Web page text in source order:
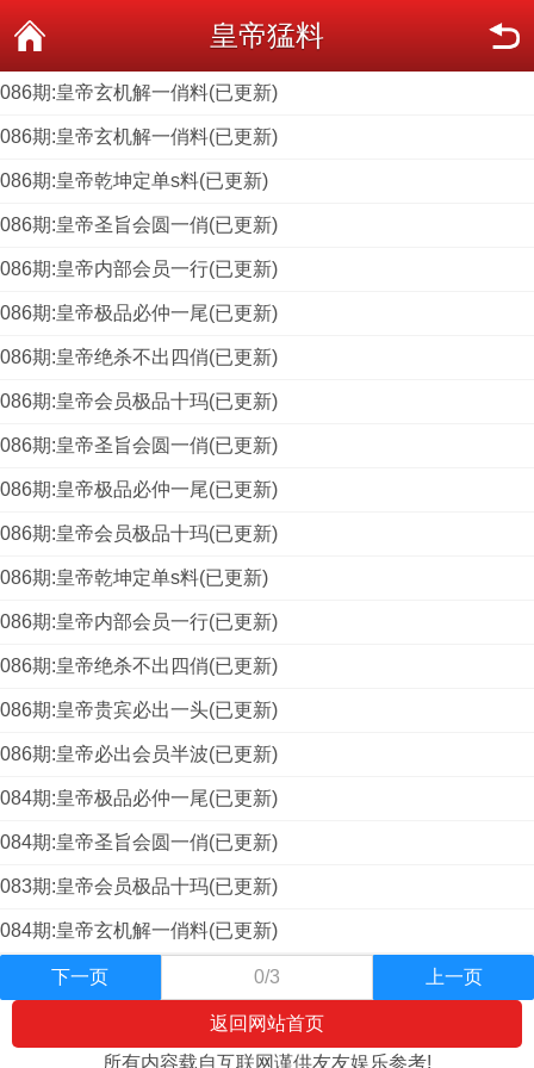
皇帝猛料
086期:皇帝玄机解一俏料(已更新)
086期:皇帝玄机解一俏料(已更新)
086期:皇帝乾坤定单s料(已更新)
086期:皇帝圣旨会圆一俏(已更新)
086期:皇帝内部会员一行(已更新)
086期:皇帝极品必仲一尾(已更新)
086期:皇帝绝杀不出四俏(已更新)
086期:皇帝会员极品十玛(已更新)
086期:皇帝圣旨会圆一俏(已更新)
086期:皇帝极品必仲一尾(已更新)
086期:皇帝会员极品十玛(已更新)
086期:皇帝乾坤定单s料(已更新)
086期:皇帝内部会员一行(已更新)
086期:皇帝绝杀不出四俏(已更新)
086期:皇帝贵宾必出一头(已更新)
086期:皇帝必出会员半波(已更新)
084期:皇帝极品必仲一尾(已更新)
084期:皇帝圣旨会圆一俏(已更新)
083期:皇帝会员极品十玛(已更新)
084期:皇帝玄机解一俏料(已更新)
下一页 0/3 上一页
返回网站首页
所有内容载自互联网谨供友友娱乐参考!